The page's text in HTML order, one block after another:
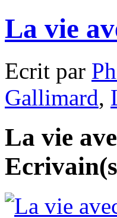
La vie
Ecrit par
Gallimard,
La vie